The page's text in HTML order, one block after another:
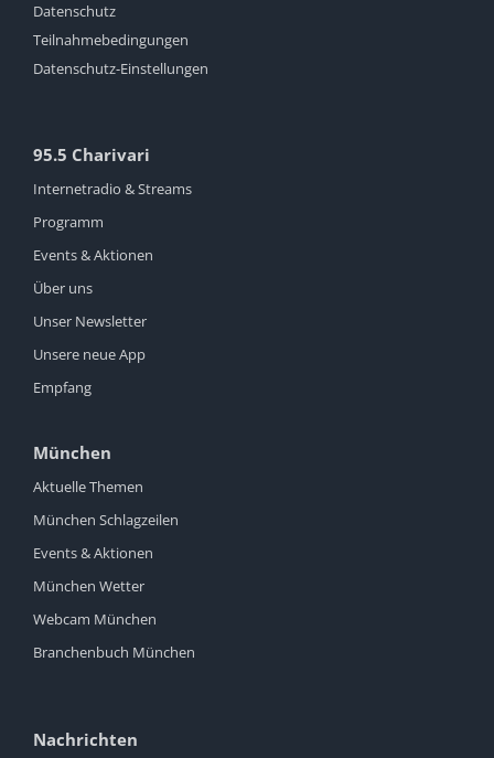
Datenschutz
Teilnahmebedingungen
Datenschutz-Einstellungen
95.5 Charivari
Internetradio & Streams
Programm
Events & Aktionen
Über uns
Unser Newsletter
Unsere neue App
Empfang
München
Aktuelle Themen
München Schlagzeilen
Events & Aktionen
München Wetter
Webcam München
Branchenbuch München
Nachrichten